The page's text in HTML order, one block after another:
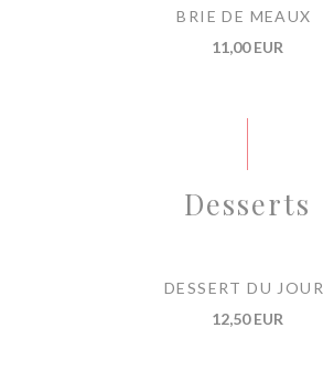
BRIE DE MEAUX
11,00 EUR
Desserts
DESSERT DU JOUR
12,50 EUR